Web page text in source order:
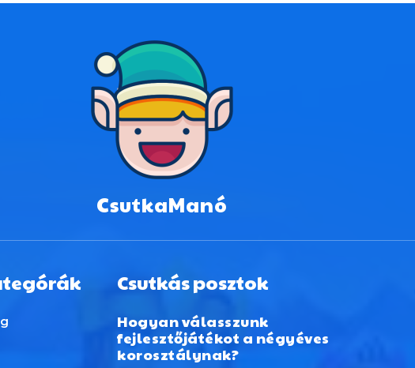
CsutkaManó
Csutkás posztok
Hogyan válasszunk
fejlesztőjátékot a négyéves
korosztálynak?